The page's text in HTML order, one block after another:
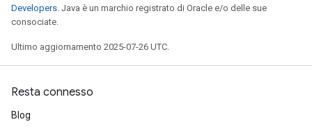
Developers. Java è un marchio registrato di Oracle e/o delle sue
consociate.
Ultimo aggiornamento 2025-07-26 UTC.
Resta connesso
Blog